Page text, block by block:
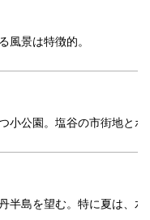
景は特徴的。
小公園。塩谷の市街地と
半島を望む。特に夏は、